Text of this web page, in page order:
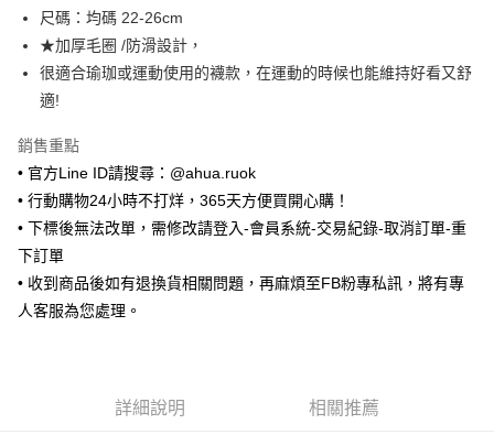
街口支付
悠遊付
ATM付款
全家取貨付款
每筆NT$65，滿NT$688(含以上)免運費
付款後全家取貨
付款後7-11取貨
尺碼：均碼 22-26cm
★加厚毛圈 /防滑設計，
很適合瑜珈或運動使用的襪款，在運動的時候也能維持好看又舒
適!
銷售重點
• 官方Line ID請搜尋：@ahua.ruok
• 行動購物24小時不打烊，365天方便買開心購！
• 下標後無法改單，需修改請登入-會員系統-交易紀錄-取消訂單-重
下訂單
• 收到商品後如有退換貨相關問題，再麻煩至FB粉專私訊，將有專
人客服為您處理。
詳細說明 相關推薦